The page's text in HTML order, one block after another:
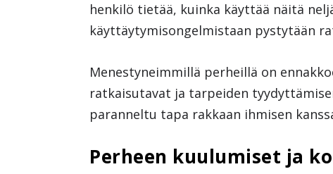
henkilö tietää, kuinka käyttää näitä
käyttäytymisongelmistaan pystytään
Menestyneimmillä perheillä on
ratkaisutavat ja tarpeiden
paranneltu tapa rakkaan ihmisen
Perheen kuulumiset ja